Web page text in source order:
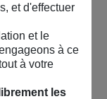
et d'effectuer
et le
à ce
à votre
les